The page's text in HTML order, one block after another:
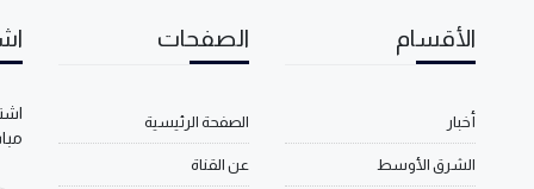
الأقسام
أخبار
الشرق الأوسط
الصفحات
الصفحة الرئيسية
عن القناة